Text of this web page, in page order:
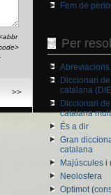
>>
Fem de
Per
Abreviacions
Diccionari
catalana
Diccionari
catalana
És a dir
Gran
catalana
Majúscules i
Neolosfera
Optimot